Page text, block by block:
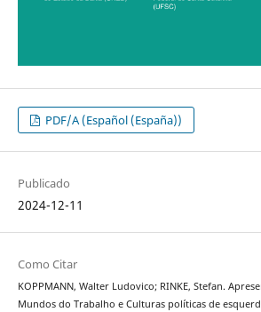
PDF/A (Español (España))
Publicado
2024-12-11
Como Citar
KOPPMANN, Walter Ludovico; RINKE, Stefan.
Mundos do Trabalho e Culturas políticas de